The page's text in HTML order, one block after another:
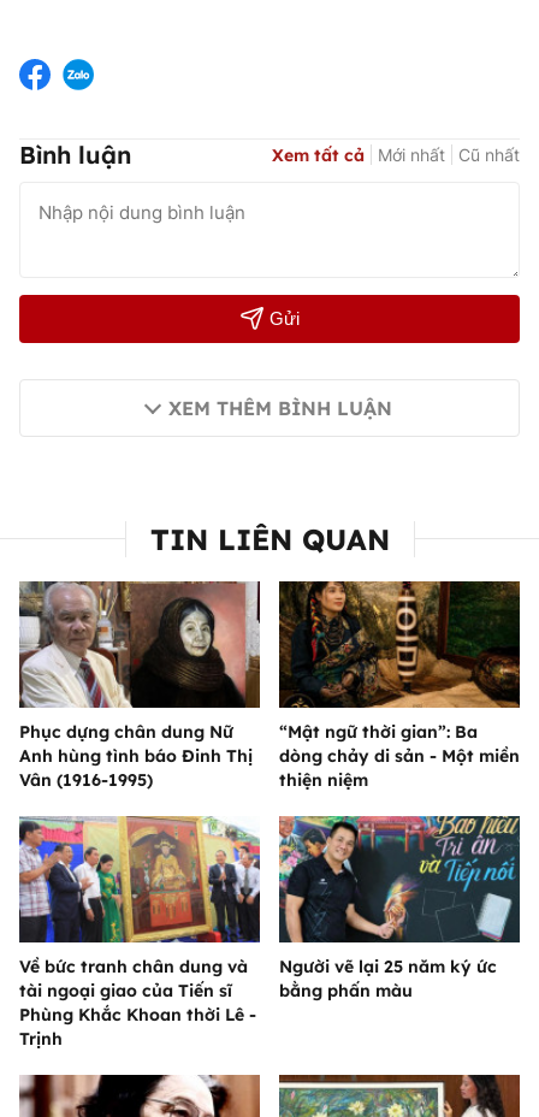
Bình luận Xem tất cả Mới nhất Cũ nhất
Gửi
XEM THÊM BÌNH LUẬN
TIN LIÊN QUAN
Phục dựng chân dung Nữ
Anh hùng tình báo Đinh Thị
Vân (1916-1995)
“Mật ngữ thời gian”: Ba
dòng chảy di sản - Một miền
thiện niệm
Về bức tranh chân dung và
tài ngoại giao của Tiến sĩ
Phùng Khắc Khoan thời Lê -
Trịnh
Người vẽ lại 25 năm ký ức
bằng phấn màu